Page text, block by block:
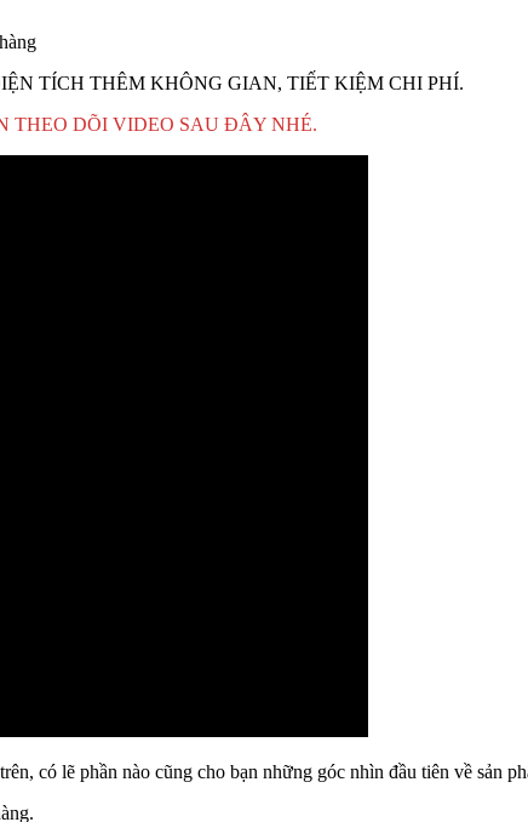
TÍCH THÊM KHÔNG GIAN, TIẾT KIỆM CHI PHÍ.
THEO DÕI VIDEO SAU ĐÂY NHÉ.
có lẽ phần nào cũng cho bạn những góc nhìn đầu tiên về sản